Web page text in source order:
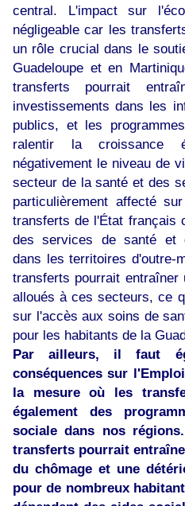
central. L'impact sur
négligeable car les
un rôle crucial dans le
Guadeloupe et en
transferts pourrait
investissements dans les
publics, et les
ralentir la croissance
négativement le niveau de
secteur de la santé et des
particulièrement affecté
transferts de l'État français
des services de santé et
dans les territoires d'outre-
transferts pourrait entraîner
alloués à ces secteurs, ce
sur l'accès aux soins de
pour les habitants de la
Par ailleurs, il faut
conséquences sur
la mesure où les
également des
sociale dans nos
transferts pourrait
du chômage et une
pour de nombreux